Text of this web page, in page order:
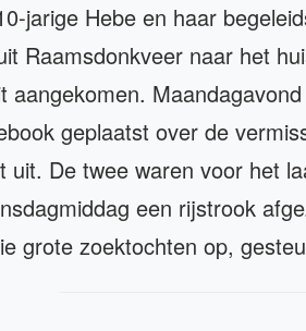
jarige Hebe en haar
Raamsdonkveer naar het
aangekomen.
geplaatst over de
uit. De twee waren voor het
een rijstrook
grote zoektochten op,